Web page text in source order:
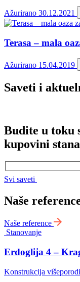
Ažurirano 30.12.2021
Terasa – mala
Ažurirano 15.04.2019
Saveti i
Budite u toku
kupovini
Svi saveti
Naše
Naše reference
Stanovanje
Erdoglija 4 –
Konstrukcija